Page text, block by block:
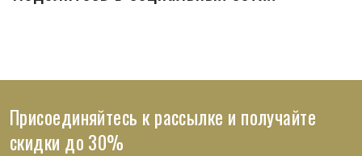
Присоединяйтесь к рассылке и получайте
скидки до 30%